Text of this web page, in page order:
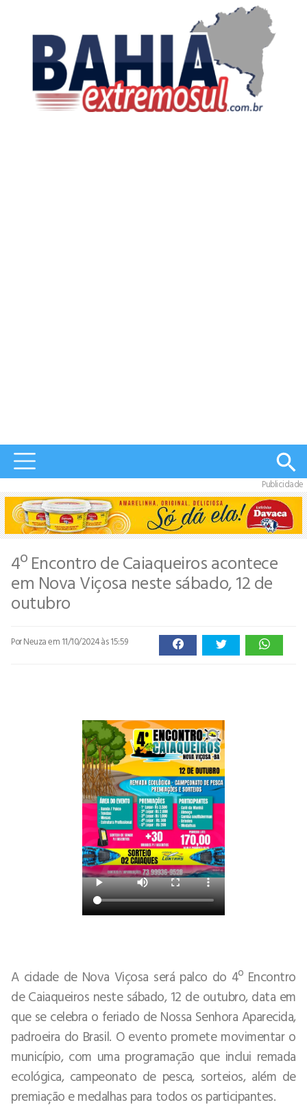
Publicidade
4º Encontro de Caiaqueiros acontece
em Nova Viçosa neste sábado, 12 de
outubro
Por Neuzaem 11/10/2024 às 15:59
A cidade de Nova Viçosa será palco do 4º Encontro
de Caiaqueiros neste sábado, 12 de outubro, data em
que se celebra o feriado de Nossa Senhora Aparecida,
padroeira do Brasil. O evento promete movimentar o
município, com uma programação que inclui remada
ecológica, campeonato de pesca, sorteios, além de
premiação e medalhas para todos os participantes.